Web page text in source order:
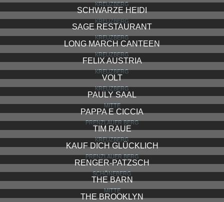
KREUZBERG
SCHWARZE HEIDI
KREUZBERG
SAGE RESTAURANT
KREUZBERG
LONG MARCH CANTEEN
KREUZBERG
FELIX AUSTRIA
KREUZBERG
VOLT
KREUZBERG
PAULY SAAL
MITTE
PAPPA E CICCIA
PRENZLAUER BERG
TIM RAUE
KREUZBERG
KAUF DICH GLÜCKLICH
PRENZLAUER BERG
RENGER-PATZSCH
SCHÖNEBERG
THE BARN
MITTE
THE BROOKLYN